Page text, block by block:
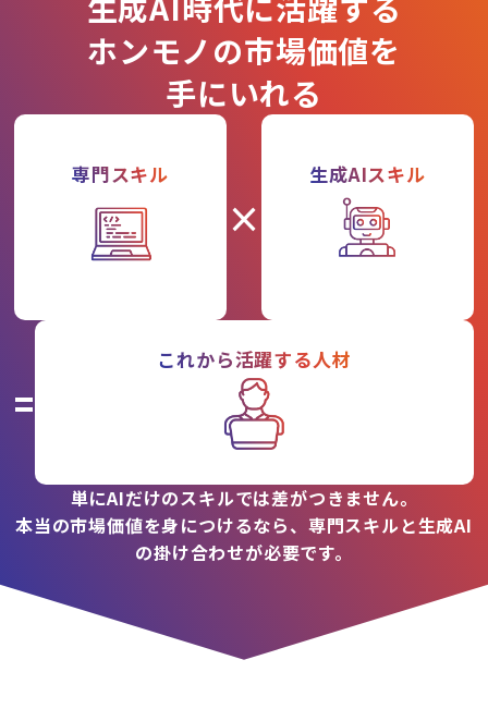
ホンモノの市場価値を
手にいれる
専門スキル
×
生成AIスキル
=
これから活躍する人材
単にAIだけのスキルでは差がつきません。
本当の市場価値を身につけるなら、専門スキルと生成AI
の掛け合わせが必要です。